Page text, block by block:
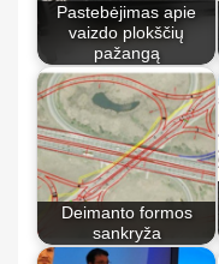
Pastebėjimas apie
vaizdo plokščių
pažangą
Deimanto formos
sankryža